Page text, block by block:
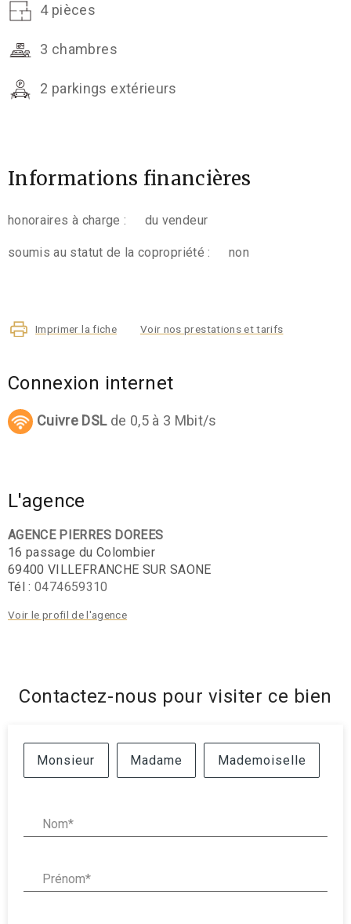
4 pièces
3 chambres
2 parkings extérieurs
Informations financières
honoraires à charge : du vendeur
soumis au statut de la copropriété : non
Imprimer la fiche Voir nos prestations et tarifs
Connexion internet
Cuivre DSLde 0,5 à 3 Mbit/s
L'agence
AGENCE PIERRES DOREES
16 passage du Colombier
69400 VILLEFRANCHE SUR SAONE
Tél :0474659310
Voir le profil de l'agence
Contactez-nous pour visiter ce bien
Civilité :
Monsieur Madame Mademoiselle